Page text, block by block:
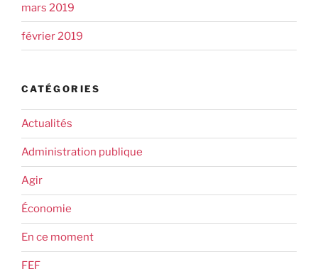
mars 2019
février 2019
CATÉGORIES
Actualités
Administration publique
Agir
Économie
En ce moment
FEF